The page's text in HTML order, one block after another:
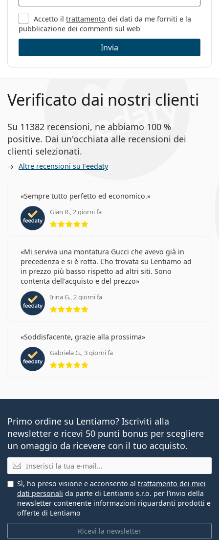
pulizia:
Altro
Sesso:
Donna
Categorie:
Occhiali da vista
Accetto iltrattamento dei dati da me forniti e la
pubblicazione dei commenti sul web
Invia
Verificato dai nostri clienti
Su 11382 recensioni, ne abbiamo 100 %
positive. Dai un'occhiata alle recensioni dei
clienti selezionati.
Altre recensioni su Feedaty
Sempre tutto perfetto ed economico.
Gian R., 2 giorni fa
Mi serviva una montatura Gucci che avevo già in
precedenza e si è rotta. L'ho trovata su Lentiamo ad
in prezzo più basso rispetto ad altri siti. Sono
contenta dell'acquisto e del prezzo
Irina G., 2 giorni fa
Soddisfacente, grazie alla prossima
Gabriela G., 3 giorni fa
valutazione 5 di 5
Primo ordine su Lentiamo? Iscriviti alla
newsletter e ricevi 50 punti bonus per scegliere
un omaggio da ricevere con il tuo acquisto.
E-mail
Ricevi la newsletter
Sì, ho preso visione e acconsento al trattamento dei miei
dati personali da parte di Lentiamo s.r.o. per l’invio della
newsletter contenente informazioni riguardanti prodotti e
offerte di Lentiamo